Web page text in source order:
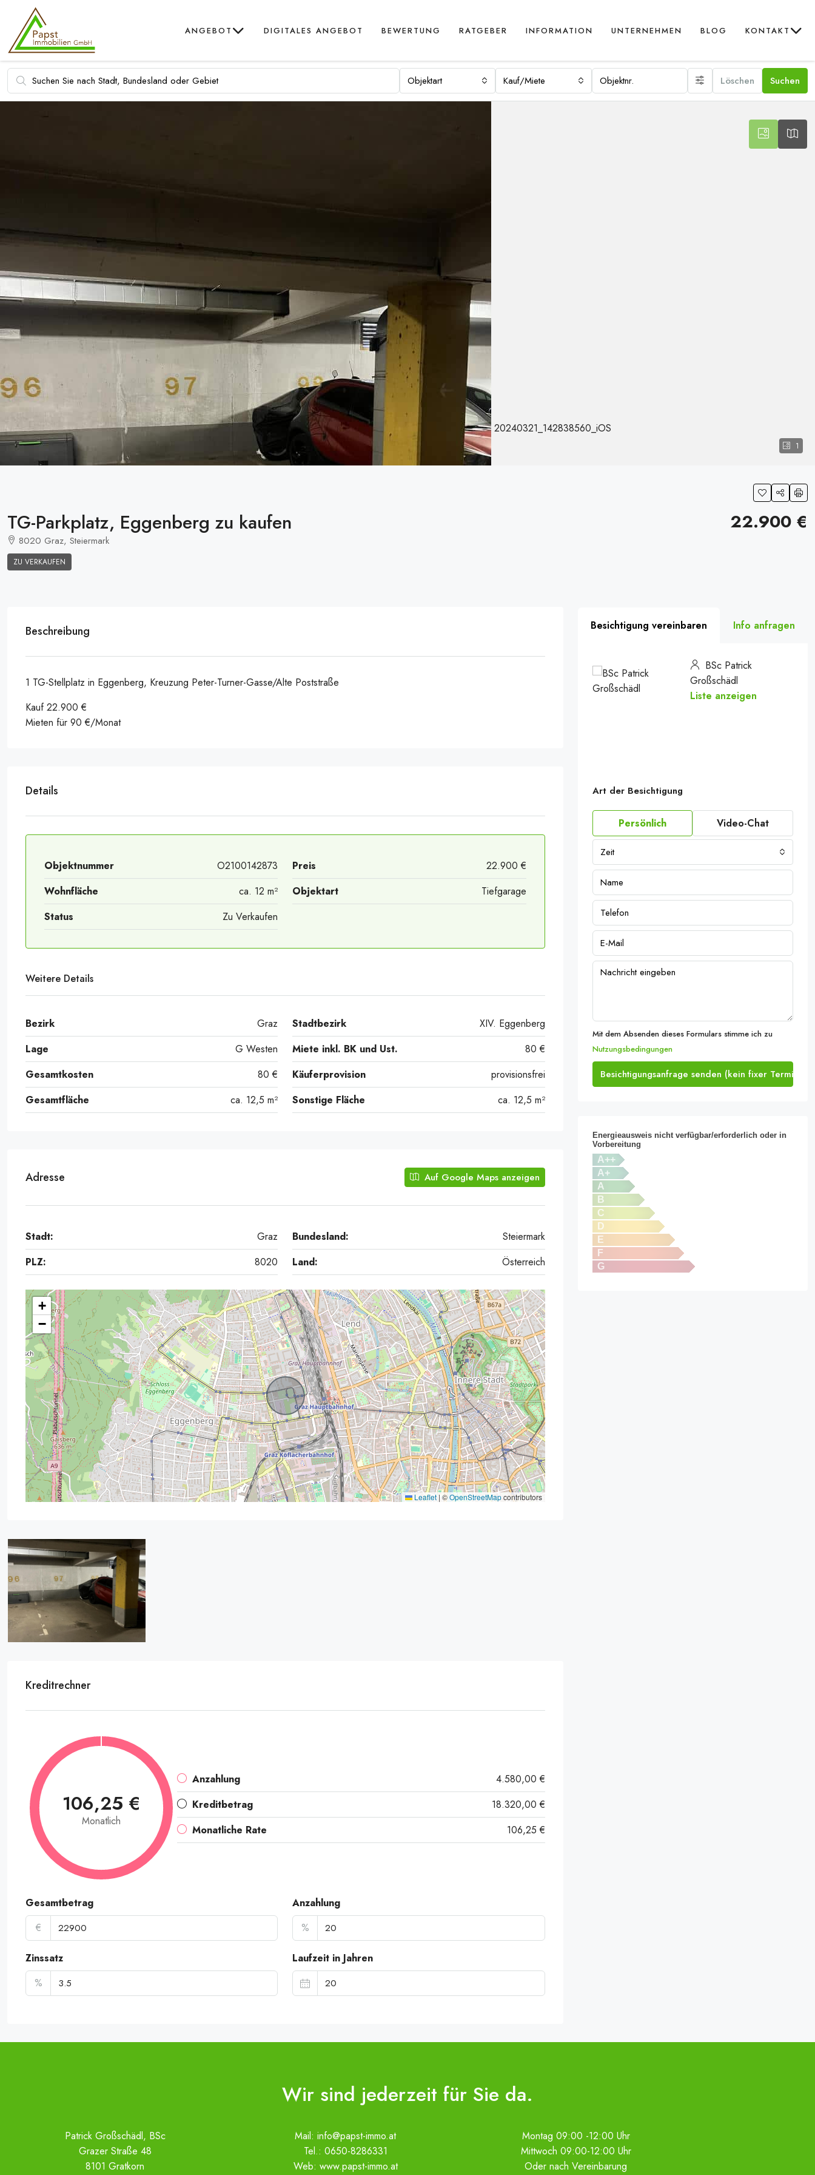
ANGEBOT DIGITALES ANGEBOT BEWERTUNG RATGEBER INFORMATION UNTERNEHMEN BLOG KONTAKT
Objektart Kauf/Miete Löschen Suchen
1
20240321_142838560_iOS
TG-Parkplatz, Eggenberg zu kaufen
8020 Graz, Steiermark
ZU VERKAUFEN
22.900 €
Beschreibung
1 TG-Stellplatz in Eggenberg, Kreuzung Peter-Turner-Gasse/Alte Poststraße
Kauf 22.900 €
Mieten für 90 €/Monat
Details
Objektnummer O2100142873 Preis
22.900 €
Wohnfläche
ca. 12 m² Objektart
Tiefgarage
Status
Zu Verkaufen
Weitere Details
Bezirk Graz Stadtbezirk
XIV. Eggenberg
Lage
G Westen Miete inkl. BK und Ust.
80 €
Gesamtkosten
80 € Käuferprovision
provisionsfrei
Gesamtfläche
ca. 12,5 m² Sonstige Fläche ca. 12,5 m²
Adresse Auf Google Maps anzeigen
Stadt: Graz Bundesland:
Steiermark
PLZ:
8020 Land: Österreich
+
−
Leaflet| ©OpenStreetMapcontributors
Kreditrechner
106,25 €
Monatlich
Anzahlung
4.580,00 €
Kreditbetrag
18.320,00 €
Monatliche Rate
106,25 €
Gesamtbetrag
€
Anzahlung
%
Zinssatz
%
Laufzeit in Jahren
Besichtigung vereinbaren Info anfragen
BSc Patrick
Großschädl
Liste anzeigen
Art der Besichtigung
Persönlich Video-Chat
Zeit
Mit dem Absenden dieses Formulars stimme ich zu
Nutzungsbedingungen
Besichtigungsanfrage senden (kein fixer Termin)
Energieausweis nicht verfügbar/erforderlich oder in
Vorbereitung
A++
A+
A
B
C
D
E
F
G
Wir sind jederzeit für Sie da.
Patrick Großschädl, BSc
Grazer Straße 48
8101 Gratkorn
Mail:info@papst-immo.at
Tel.: 0650-8286331
Web: www.papst-immo.at
Montag 09:00 -12:00 Uhr
Mittwoch 09:00-12:00 Uhr
Oder nach Vereinbarung